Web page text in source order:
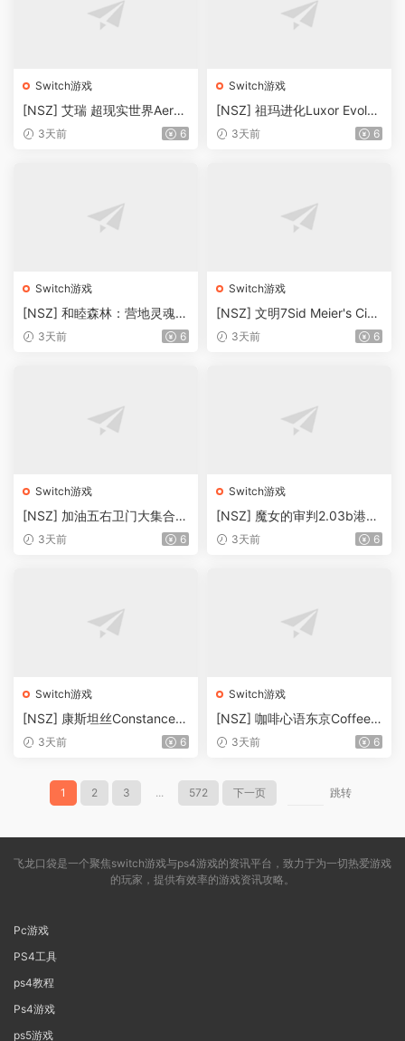
Switch游戏
[NSZ] 艾瑞 超现实世界Aery
- Surreal World美版
3天前 6
Switch游戏
[NSZ] 祖玛进化Luxor Evolve
d美版3天前 6
Switch游戏
[NSZ] 和睦森林：营地灵魂C
ozy Grove: Camp Spirit3.26
3天前 6
Switch游戏
[NSZ] 文明7Sid Meier's Civili
zation® VII1.42美版补丁
3天前 6
Switch游戏
[NSZ] 加油五右卫门大集合！
がんばれゴエモン大集合！日
3天前 6
Switch游戏
[NSZ] 魔女的审判2.03b港版
补丁3天前 6
Switch游戏
[NSZ] 康斯坦丝Constance1.
12美版补丁
3天前 6
Switch游戏
[NSZ] 咖啡心语东京Coffee T
alk Tokyo1.05美版补丁
3天前 6
1 2 3 ... 572 下一页 跳转
飞龙口袋是一个聚焦switch游戏与ps4游戏的资讯平台，致力于为一切热爱游戏
的玩家，提供有效率的游戏资讯攻略。
Pc游戏
PS4工具
ps4教程
Ps4游戏
ps5游戏